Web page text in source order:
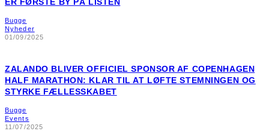
Bugge
Nyheder
01/09/2025
ZALANDO BLIVER OFFICIEL SPONSOR AF COPENHAGEN
HALF MARATHON: KLAR TIL AT LØFTE STEMNINGEN OG
STYRKE FÆLLESSKABET
Bugge
Events
11/07/2025